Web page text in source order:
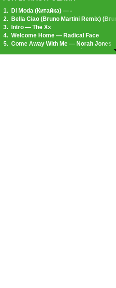
47% 14. Slow — Hurts
83% 15. Always On My Mind — Chris
79% 16. Sail Away — The Rasmus
1. Di Moda (Китайка) — -
2. Bella Ciao (Bruno Martini Remix)
3.
Intro — The Xx
4. Welcome Home — Radical Face
5. Come Away With Me — Norah Jones